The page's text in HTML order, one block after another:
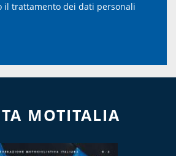
il trattamento dei dati personali
MOTITALIA